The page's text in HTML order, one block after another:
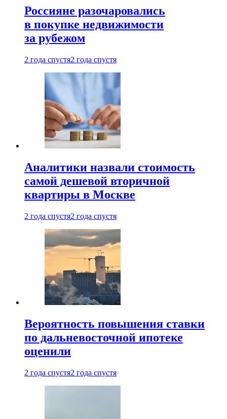
Россияне разочаровались
в покупке недвижимости
за рубежом
2 года спустя2 года спустя
Аналитики назвали стоимость
самой дешевой вторичной
квартиры в Москве
2 года спустя2 года спустя
Вероятность повышения ставки
по дальневосточной ипотеке
оценили
2 года спустя2 года спустя